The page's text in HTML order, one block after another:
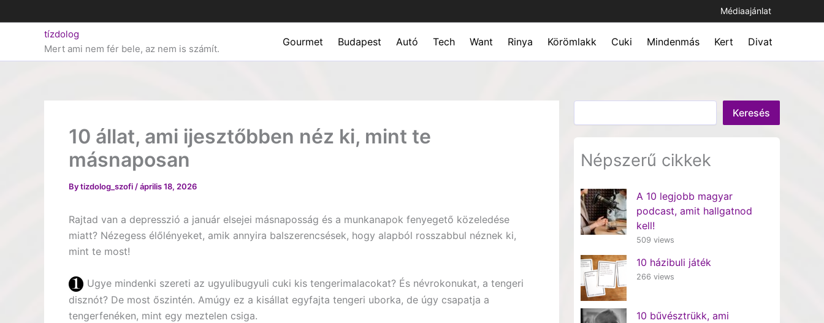
to
Médiaajánlat
tízdolog
Mert ami nem fér bele, az nem is számít.
Gourmet Budapest Autó Tech Want Rinya Körömlakk Cuki Mindenmás Kert Divat
10 állat, ami ijesztőbben néz ki, mint te
másnaposan
Bytizdolog_szofi /április 18, 2026
Rajtad van a depresszió a január elsejei másnaposság és a munkanapok fenyegető közeledése
miatt? Nézegess élőlényeket, amik annyira balszerencsések, hogy alapból rosszabbul néznek ki,
mint te most!
Ugye mindenki szereti az ugyulibugyuli cuki kis tengerimalacokat? És névrokonukat, a tengeri
disznót? De most őszintén. Amúgy ez a kisállat egyfajta tengeri uborka, de úgy csapatja a
tengerfenéken, mint egy meztelen csiga.
Keresés
Népszerű cikkek
A 10 legjobb magyar
podcast, amit hallgatnod
kell!
509 views
10 házibuli játék
266 views
10 bűvésztrükk, ami